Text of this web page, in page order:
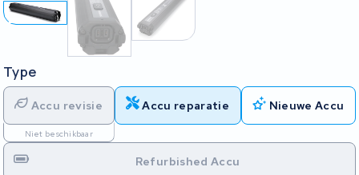
Type
Accu revisie
Niet beschikbaar
Accu reparatie Nieuwe Accu
Refurbished Accu